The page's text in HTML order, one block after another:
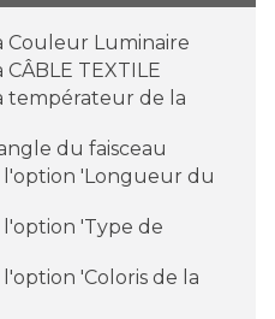
Couleur Luminaire
TEXTILE
températeur de la
du faisceau
l'option 'Longueur du
'Type de
'Coloris de la